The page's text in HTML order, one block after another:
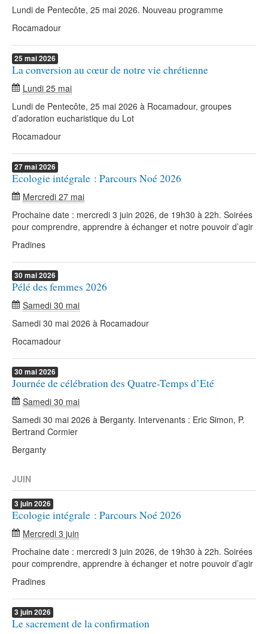
Lundi de Pentecôte, 25 mai 2026. Nouveau programme
Rocamadour
25 mai2026
La conversion au cœur de notre vie chrétienne
Lundi 25 mai
Lundi de Pentecôte, 25 mai 2026 à Rocamadour, groupes
d’adoration eucharistique du Lot
Rocamadour
27mai2026
Ecologie intégrale : Parcours Noé 2026
Mercredi 27 mai
Prochaine date : mercredi 3 juin 2026, de 19h30 à 22h. Soirées
pour comprendre, apprendre à échanger et notre pouvoir d’agir
Pradines
30 mai2026
Pélé des femmes 2026
Samedi 30 mai
Samedi 30 mai 2026 à Rocamadour
Rocamadour
30 mai2026
Journée de célébration des Quatre-Temps d’Eté
Samedi 30 mai
Samedi 30 mai 2026 à Berganty. Intervenants : Eric Simon, P.
Bertrand Cormier
Berganty
JUIN
3 juin2026
Ecologie intégrale : Parcours Noé 2026
Mercredi 3 juin
Prochaine date : mercredi 3 juin 2026, de 19h30 à 22h. Soirées
pour comprendre, apprendre à échanger et notre pouvoir d’agir
Pradines
3 juin2026
Le sacrement de la confirmation